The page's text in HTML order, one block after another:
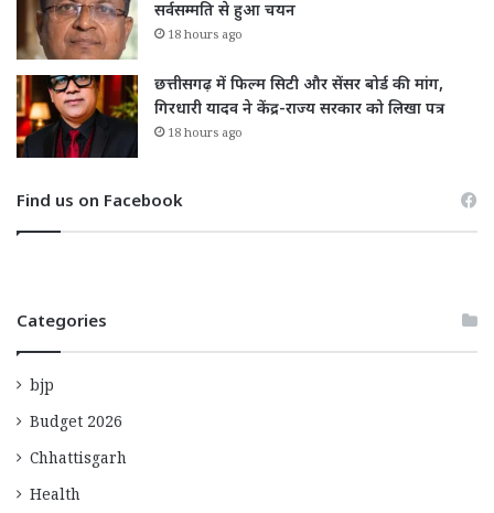
सर्वसम्मति से हुआ चयन
18 hours ago
छत्तीसगढ़ में फिल्म सिटी और सेंसर बोर्ड की मांग,
गिरधारी यादव ने केंद्र-राज्य सरकार को लिखा पत्र
18 hours ago
Find us on Facebook
Categories
bjp
Budget 2026
Chhattisgarh
Health